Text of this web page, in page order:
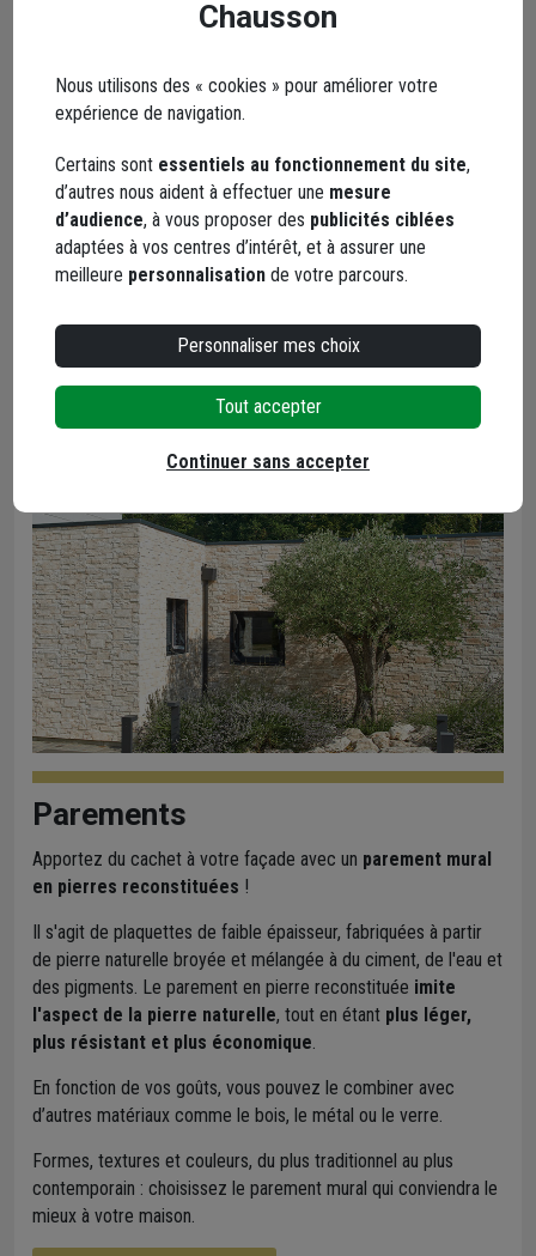
Vous pourrez aussi découvrir les accessoires de pose
Construction neuve ou rénovation, rendez votre maison unique
VOIR LES BARDAGES
Parements
Apportez du cachet à votre façade avec un parement mural
en pierres reconstituées !
Il s'agit de plaquettes de faible épaisseur, fabriquées à partir
de pierre naturelle broyée et mélangée à du ciment, de l'eau et
des pigments. Le parement en pierre reconstituée imite
l'aspect de la pierre naturelle, tout en étant plus léger,
plus résistant et plus économique.
En fonction de vos goûts, vous pouvez le combiner avec
d’autres matériaux comme le bois, le métal ou le verre.
Formes, textures et couleurs, du plus traditionnel au plus
contemporain : choisissez le parement mural qui conviendra le
mieux à votre maison.
Chausson
Nous utilisons des « cookies » pour améliorer votre
expérience de navigation.
Certains sont essentiels au fonctionnement du site,
d’autres nous aident à effectuer une mesure
d’audience, à vous proposer des publicités ciblées
adaptées à vos centres d’intérêt, et à assurer une
meilleure personnalisation de votre parcours.
Personnaliser mes choix
Tout accepter
Continuer sans accepter